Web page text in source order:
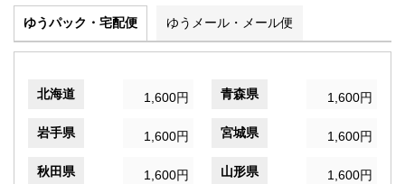
ゆうパック・宅配便 ゆうメール・メール便
北海道 1,600円 青森県 1,600円
岩手県 1,600円 宮城県 1,600円
秋田県 1,600円 山形県 1,600円